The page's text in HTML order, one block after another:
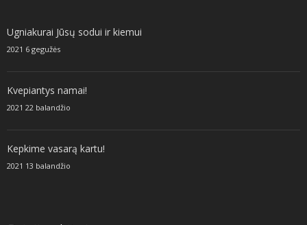
Ugniakurai Jūsų sodui ir kiemui
2021 6 gegužės
Kvepiantys namai!
2021 22 balandžio
Kepkime vasarą kartu!
2021 13 balandžio